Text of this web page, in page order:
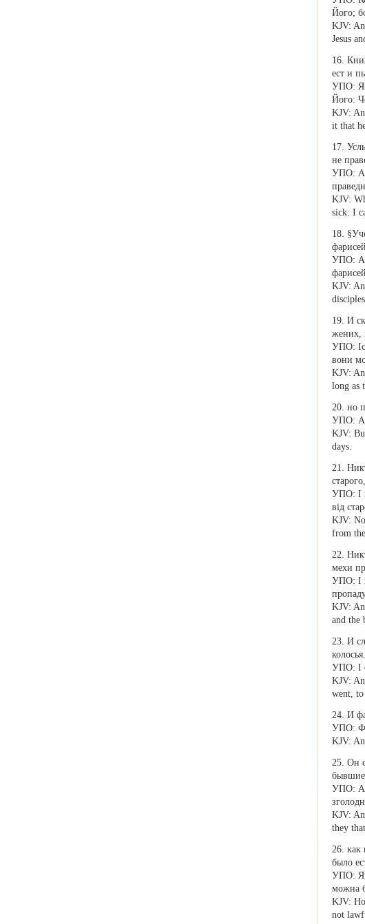
Його;
KJV:
Jesus
16.
ест и
УПО: Як
Його:
KJV:
it that
17.
не
УПО: А
KJV:
sick: I
18.
УПО: А
KJV:
19. И
жених,
УПО:
вони
KJV:
long as
20. но
УПО:
KJV:
days.
21.
УПО: І
від
KJV:
from
22.
мехи
УПО: І
KJV:
and the
23. И
колосья.
УПО: І
KJV:
went,
24. И
УПО:
KJV:
25. Он
УПО: А
KJV:
they
26. как
было
УПО: Як
можна
KJV:
not